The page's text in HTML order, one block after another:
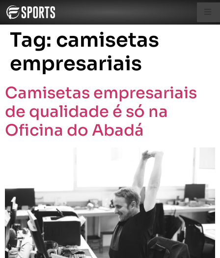
Tag: camisetas
empresariais
Camisetas empresariais
de qualidade é só na
Oficina do Abadá